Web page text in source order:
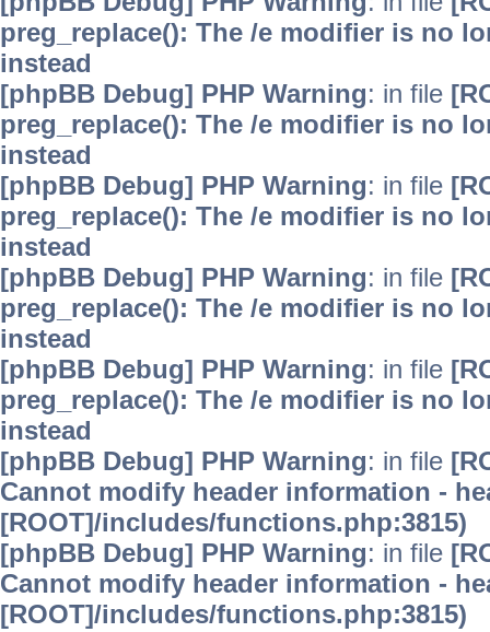
preg_replace(): The /e modifier is no
instead
[phpBB Debug] PHP Warning: in file
preg_replace(): The /e modifier is no
instead
[phpBB Debug] PHP Warning: in file
preg_replace(): The /e modifier is no
instead
[phpBB Debug] PHP Warning: in file
preg_replace(): The /e modifier is no
instead
[phpBB Debug] PHP Warning: in file
preg_replace(): The /e modifier is no
instead
[phpBB Debug] PHP Warning: in file
Cannot modify header information -
[ROOT]/includes/functions.php:3815)
[phpBB Debug] PHP Warning: in file
Cannot modify header information -
[ROOT]/includes/functions.php:3815)